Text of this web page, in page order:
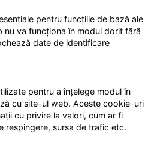
pentru funcțiile de bază ale
va funcționa în modul dorit fără
date de identificare
pentru a înțelege modul în
cu site-ul web. Aceste cookie-uri
cu privire la valori, cum ar fi
respingere, sursa de trafic etc.